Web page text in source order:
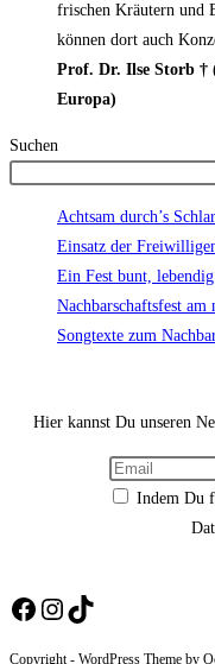
frischen Kräutern und
können dort auch
Prof. Dr. Ilse Storb †
Europa)
Suchen
Achtsam durch’s
Einsatz der
Ein Fest bunt,
Nachbarschaftsfest am
Songtexte zum
Hier kannst Du unseren
Indem Du
Facebook
Instagram
TikTok
Copyright - WordPress Theme by